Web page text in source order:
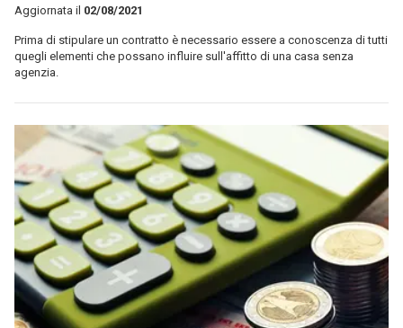
Aggiornata il 02/08/2021
Prima di stipulare un contratto è necessario essere a conoscenza di tutti
quegli elementi che possano influire sull'affitto di una casa senza
agenzia.